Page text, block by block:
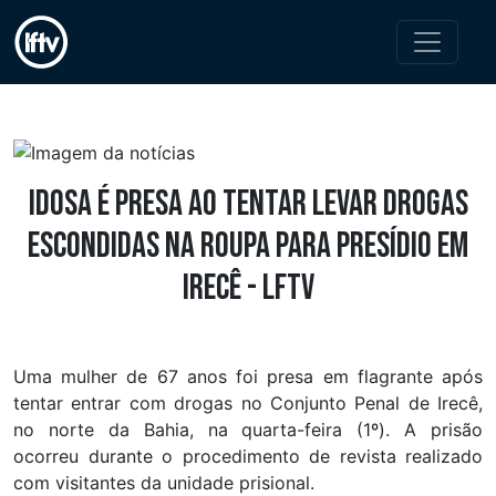
Idosa é presa ao tentar levar drogas
escondidas na roupa para presídio em
Irecê - LFTV
Uma mulher de 67 anos foi presa em flagrante após
tentar entrar com drogas no Conjunto Penal de Irecê,
no norte da Bahia, na quarta-feira (1º). A prisão
ocorreu durante o procedimento de revista realizado
com visitantes da unidade prisional.